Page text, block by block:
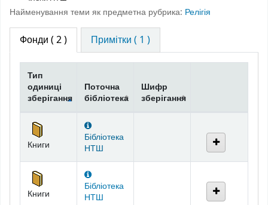
Найменування теми як предметна рубрика: Релігія
Фонди ( 2 ) Примітки ( 1 )
Фонди
Тип
одиниці
зберігання
Поточна
бібліотека
Шифр
зберігання
Книги
Бібліотека
НТШ
Книги
Бібліотека
НТШ